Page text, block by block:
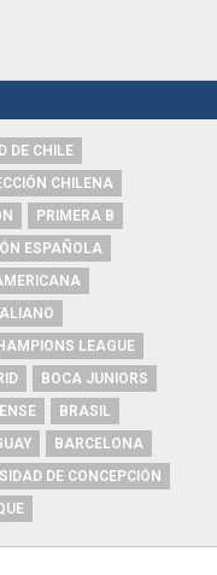
DE CHILE
CHILENA
PRIMERA B
ESPAÑOLA
LEAGUE
BOCA JUNIORS
BRASIL
BARCELONA
DE CONCEPCIÓN